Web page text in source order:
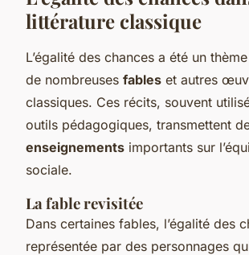
littérature classique
L’égalité des chances a été un
de nombreuses fables et autres
classiques. Ces récits, souvent
outils pédagogiques, transmettent
enseignements importants sur
sociale.
La fable revisitée
Dans certaines fables, l’égalité des
représentée par des personnages